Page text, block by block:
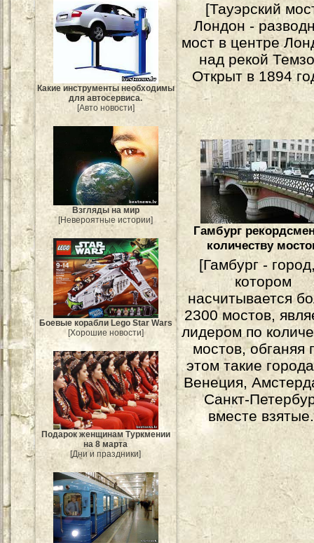
Какие инструменты необходимы
для автосервиса.
[Авто новости]
Взгляды на мир
[Невероятные истории]
Боевые корабли Lego Star Wars
[Хорошие новости]
Подарок женщинам Туркмении
на 8 марта
[Дни и праздники]
[Тауэрский
Лондон -
мост в центре
над рекой
Открыт в 1894
Гамбург
количеству
[Гамбург -
котором
насчитывается
2300 мостов,
лидером по
мостов, обганяя
этом такие
Венеция,
Санкт-
вместе